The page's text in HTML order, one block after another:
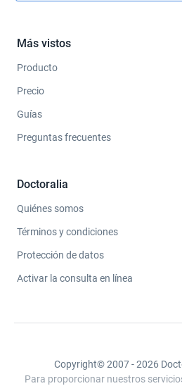
Más vistos
Producto
Precio
Guías
Preguntas frecuentes
Doctoralia
Quiénes somos
Términos y condiciones
Protección de datos
Activar la consulta en línea
Copyright© 2007 - 2026
Para proporcionar nuestros